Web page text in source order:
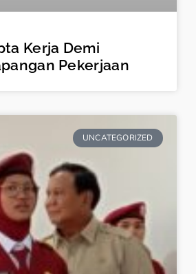
Kerja Demi
Pekerjaan
UNCATEGORIZED